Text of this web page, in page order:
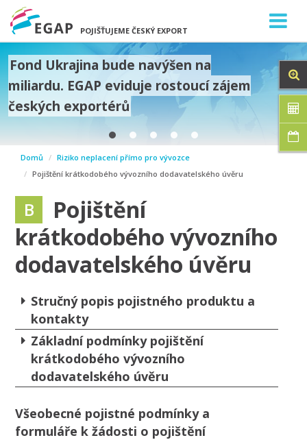
POJIŠŤUJEME ČESKÝ EXPORT
Fond Ukrajina bude navýšen na
miliardu. EGAP eviduje rostoucí zájem
českých exportérů
Domů
Riziko neplacení přímo pro vývozce
Pojištění krátkodobého vývozního dodavatelského úvěru
B
Pojištění
krátkodobého vývozního
dodavatelského úvěru
Stručný popis pojistného produktu a
kontakty
Základní podmínky pojištění
krátkodobého vývozního
dodavatelského úvěru
Všeobecné pojistné podmínky a
formuláře k žádosti o pojištění